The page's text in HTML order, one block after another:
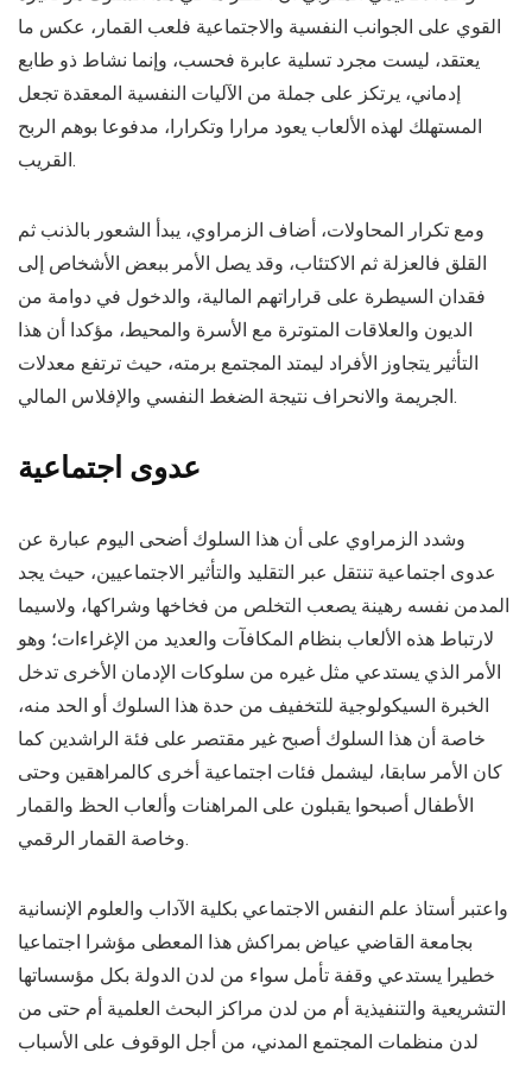
القوي على الجوانب النفسية والاجتماعية فلعب القمار، عكس ما
يعتقد، ليست مجرد تسلية عابرة فحسب، وإنما نشاط ذو طابع
إدماني، يرتكز على جملة من الآليات النفسية المعقدة تجعل
المستهلك لهذه الألعاب يعود مرارا وتكرارا، مدفوعا بوهم الربح
القريب.
ومع تكرار المحاولات، أضاف الزمراوي، يبدأ الشعور بالذنب ثم
القلق فالعزلة ثم الاكتئاب، وقد يصل الأمر ببعض الأشخاص إلى
فقدان السيطرة على قراراتهم المالية، والدخول في دوامة من
الديون والعلاقات المتوترة مع الأسرة والمحيط، مؤكدا أن هذا
التأثير يتجاوز الأفراد ليمتد المجتمع برمته، حيث ترتفع معدلات
الجريمة والانحراف نتيجة الضغط النفسي والإفلاس المالي.
عدوى اجتماعية
وشدد الزمراوي على أن هذا السلوك أضحى اليوم عبارة عن
عدوى اجتماعية تنتقل عبر التقليد والتأثير الاجتماعيين، حيث يجد
المدمن نفسه رهينة يصعب التخلص من فخاخها وشراكها، ولاسيما
لارتباط هذه الألعاب بنظام المكافآت والعديد من الإغراءات؛ وهو
الأمر الذي يستدعي مثل غيره من سلوكات الإدمان الأخرى تدخل
الخبرة السيكولوجية للتخفيف من حدة هذا السلوك أو الحد منه،
خاصة أن هذا السلوك أصبح غير مقتصر على فئة الراشدين كما
كان الأمر سابقا، ليشمل فئات اجتماعية أخرى كالمراهقين وحتى
الأطفال أصبحوا يقبلون على المراهنات وألعاب الحظ والقمار
وخاصة القمار الرقمي.
واعتبر أستاذ علم النفس الاجتماعي بكلية الآداب والعلوم الإنسانية
بجامعة القاضي عياض بمراكش هذا المعطى مؤشرا اجتماعيا
خطيرا يستدعي وقفة تأمل سواء من لدن الدولة بكل مؤسساتها
التشريعية والتنفيذية أم من لدن مراكز البحث العلمية أم حتى من
لدن منظمات المجتمع المدني، من أجل الوقوف على الأسباب